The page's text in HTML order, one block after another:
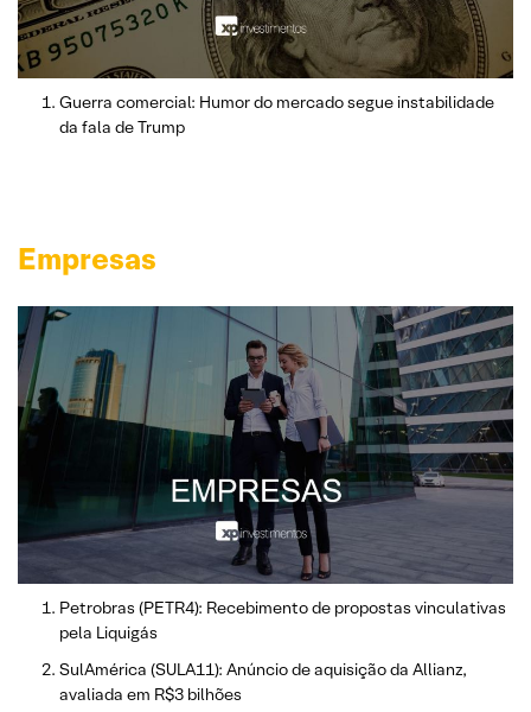
Guerra comercial: Humor do mercado segue instabilidade
da fala de Trump
Empresas
Petrobras (PETR4): Recebimento de propostas vinculativas
pela Liquigás
SulAmérica (SULA11): Anúncio de aquisição da Allianz,
avaliada em R$3 bilhões